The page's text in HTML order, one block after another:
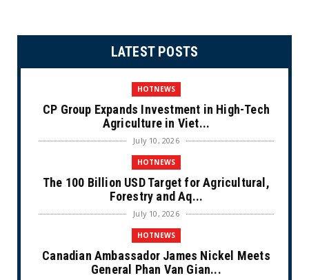
LATEST POSTS
HOTNEWS
CP Group Expands Investment in High-Tech
Agriculture in Viet...
July 10, 2026
HOTNEWS
The 100 Billion USD Target for Agricultural,
Forestry and Aq...
July 10, 2026
HOTNEWS
Canadian Ambassador James Nickel Meets
General Phan Van Gian...